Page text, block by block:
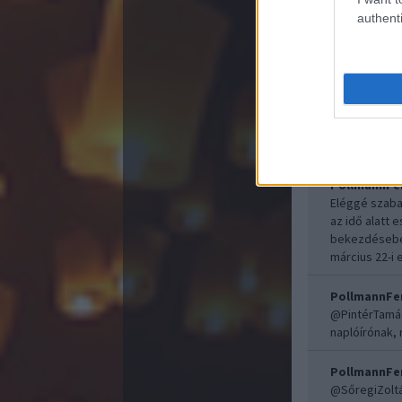
A Nagy Háború
Eléggé
az idő alatt
március 22-i
naplóírónak,